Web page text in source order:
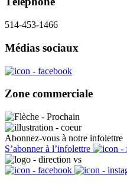
514-453-1466
Médias sociaux
Zone commerciale
Abonnez-vous à notre infolettre
S’abonner à l’infolettre